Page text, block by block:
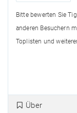
Bitte bewerten Sie
anderen Besuchern
Toplisten und
Über